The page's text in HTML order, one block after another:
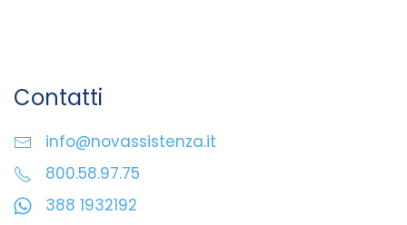
Contatti
info@novassistenza.it
800.58.97.75
388 1932192